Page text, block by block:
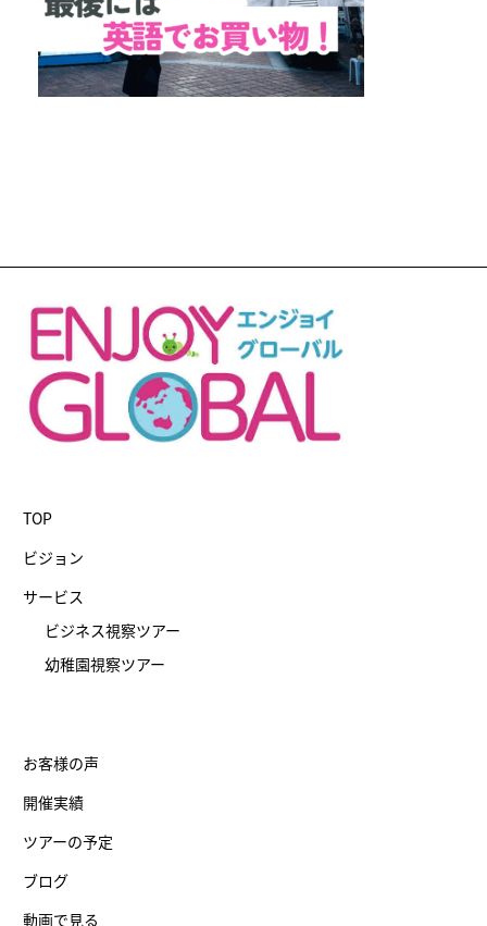
TOP
ビジョン
サービス
ビジネス視察ツアー
幼稚園視察ツアー
お客様の声
開催実績
ツアーの予定
ブログ
動画で見る